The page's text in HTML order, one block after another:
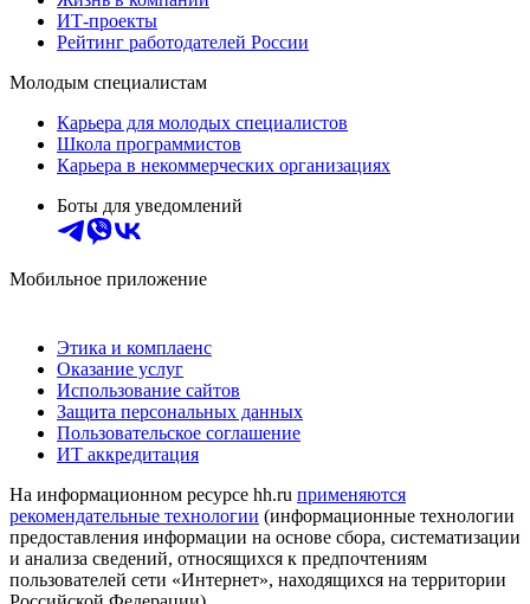
ИТ-проекты
Рейтинг работодателей России
Молодым специалистам
Карьера для молодых специалистов
Школа программистов
Карьера в некоммерческих организациях
Боты для уведомлений
Мобильное приложение
Этика и комплаенс
Оказание услуг
Использование сайтов
Защита персональных данных
Пользовательское соглашение
ИТ аккредитация
На информационном ресурсе hh.ru применяются
рекомендательные технологии (информационные технологии
предоставления информации на основе сбора, систематизации
и анализа сведений, относящихся к предпочтениям
пользователей сети «Интернет», находящихся на территории